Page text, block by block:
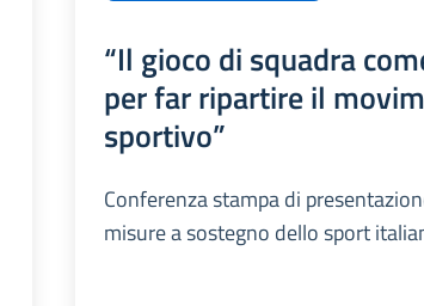
“Il gioco di squadra
per far ripartire il
sportivo”
Conferenza stampa di
misure a sostegno dello sport